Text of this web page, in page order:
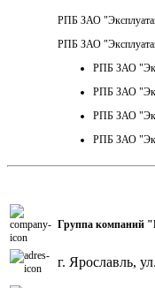
РПБ ЗАО
РПБ ЗАО
РПБ ЗАО
РПБ ЗАО
РПБ ЗАО
РПБ ЗАО
Группа компаний
г. Ярославль,